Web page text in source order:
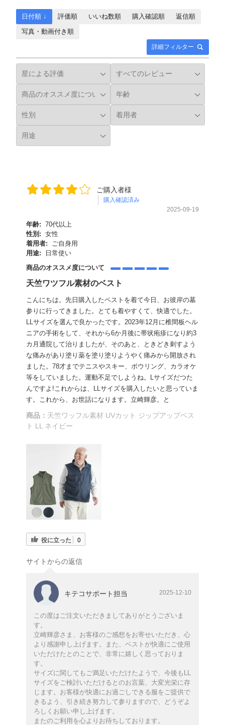
詳細フィルター
日付順 ↓ 評価順 いいね数順 購入確認順
返信順
写真・動画付き順
ご購入者様
購入確認済み
2025-09-19
年齢: 70代以上
性別: 女性
着用者:
ご自身用
用途:
日常使い
商品のオススメ度について
天竺ワツフル素材のベスト
こんにちは。先日購入したベストを着て今日、お彼岸の墓
参りに行ってきました。とても着やすくて、快適でした。
LLサイズを選んで良かったです。2023年12月に椎間板ヘル
ニアの手術をして、それから6か月後に帯状疱疹になり約3
カ月通院して治りましたが、そのあと、ときどき刺すよう
な痛みがあり塗り薬を塗り塗りようやく痛みから開放され
ました。78才までテニスやスキー、ボウリング、カラオケ
等をしていました。運動不足でしようね。Lサイズだつた
んですよ!これからは、LLサイズを購入したいと思っていま
す。これから、お世話になります。立崎輝彦。と
商品： 天竺ワッフル素材 UVカット ジップアップベス
ト LL ネイビー
役に立った 0
サイトからの返信
キテコサポート担当 2025-12-10
この度はご注文いただきましてありがとうございま
す。
立崎輝彦さま、お客様のご感想をお寄せいただき、心
より感謝申し上げます。また、ベストが快適にご使用
いただけたとのことで、非常に嬉しく思っておりま
す。
サイズに関してもご満足いただけたようで、今後もLL
サイズをご検討いただけるとのお言葉、大変光栄に存
じます。お客様が快適にお過ごしできる服をご提供で
きるよう、引き続き努力して参りますので、どうぞよ
ろしくお願い申し上げます。
またのご利用を心よりお待ちしております。